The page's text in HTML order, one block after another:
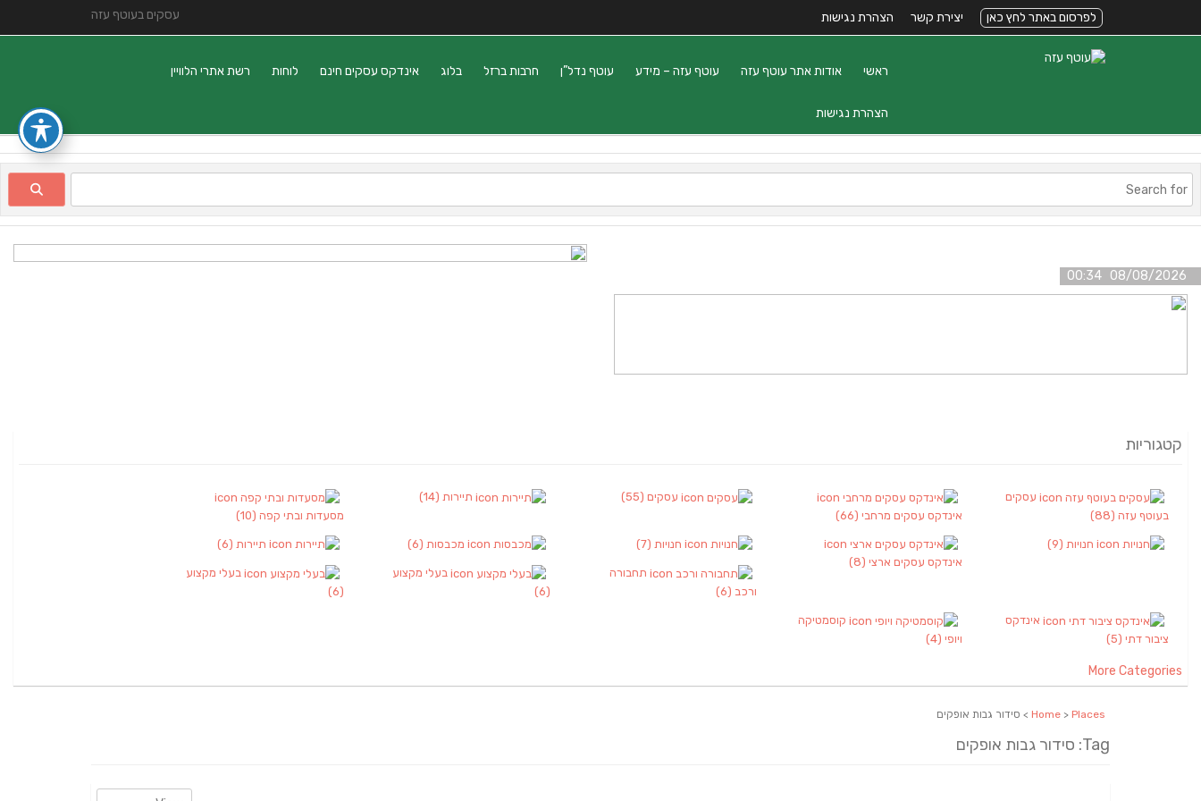
עסקים בעוטף עזה לפרסום באתר לחץ כאן יצירת קשר הצהרת נגישות
ראשי אודות אתר עוטף עזה עוטף עזה – מידע עוטף נדל”ן חרבות ברזל בלוג אינדקס עסקים חינם לוחות רשת אתרי הלוויין
הצהרת נגישות
08/08/2026 00:34
קטגוריות
עסקים
בעוטף עזה (88) אינדקס עסקים מרחבי (66)
עסקים (55) תיירות (14)
מסעדות ובתי קפה (10)
חנויות (9)
אינדקס עסקים ארצי (8)
חנויות (7) מכבסות (6) תיירות (6)
תחבורה
ורכב (6)
בעלי מקצוע
(6)
בעלי מקצוע
(6)
אינדקס
ציבור דתי (5)
קוסמטיקה
ויופי (4)
More Categories
Home > Places > סידור גבות אופקים
Tag: סידור גבות אופקים